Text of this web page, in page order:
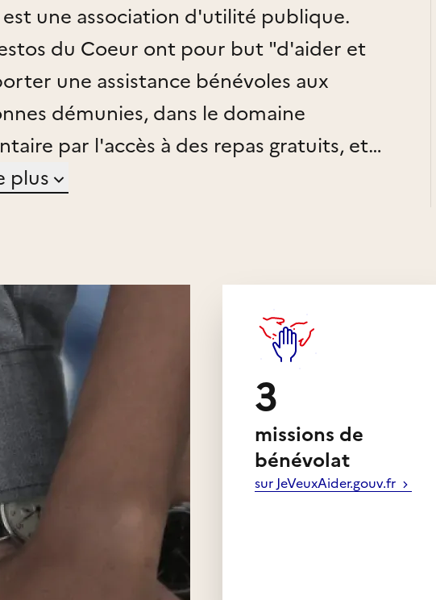
du Coeur ont pour but "d'aider et
une assistance bénévoles aux
démunies, dans le domaine
par l'accès à des repas gratuits, et
participation à leur insertion sociale et
plus
3
missions de
bénévolat
sur JeVeuxAider.gouv.fr